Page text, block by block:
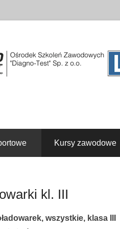
Kursy zawodowe
kl. III
wszystkie, klasa III